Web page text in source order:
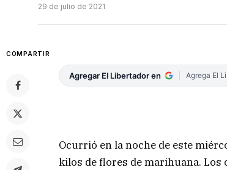
29 de julio de 2021
COMPARTIR
Agregar El Libertador en Agrega El
Ocurrió en la noche de este
kilos de flores de marihuana.